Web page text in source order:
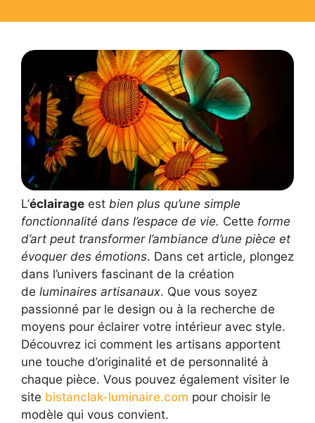
L’éclairage est bien plus qu’une simple
fonctionnalité dans l’espace de vie. Cette forme
d’art peut transformer l’ambiance d’une pièce et
évoquer des émotions. Dans cet article, plongez
dans l’univers fascinant de la création
de luminaires artisanaux. Que vous soyez
passionné par le design ou à la recherche de
moyens pour éclairer votre intérieur avec style.
Découvrez ici comment les artisans apportent
une touche d’originalité et de personnalité à
chaque pièce. Vous pouvez également visiter le
site bistanclak-luminaire.com pour choisir le
modèle qui vous convient.